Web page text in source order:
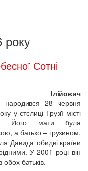
року
Сотні
Ілійович
народився 28 червня
у столиці Грузії місті
Його мати була
а батько – грузином,
Давида обидві країни
У 2001 році він
обох батьків.